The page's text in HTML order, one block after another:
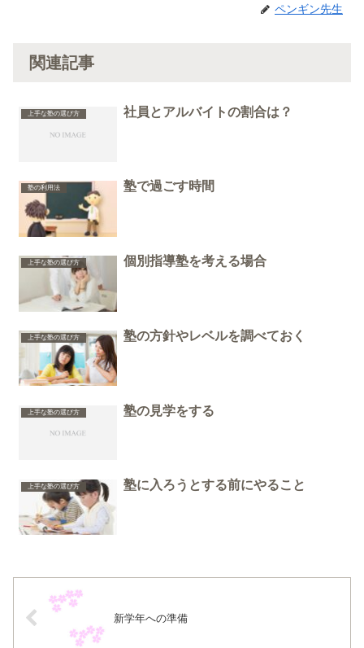
ペンギン先生
関連記事
上手な塾の選び方 社員とアルバイトの割合は？
塾の利用法 塾で過ごす時間
上手な塾の選び方 個別指導塾を考える場合
上手な塾の選び方 塾の方針やレベルを調べておく
上手な塾の選び方 塾の見学をする
上手な塾の選び方 塾に入ろうとする前にやること
新学年への準備